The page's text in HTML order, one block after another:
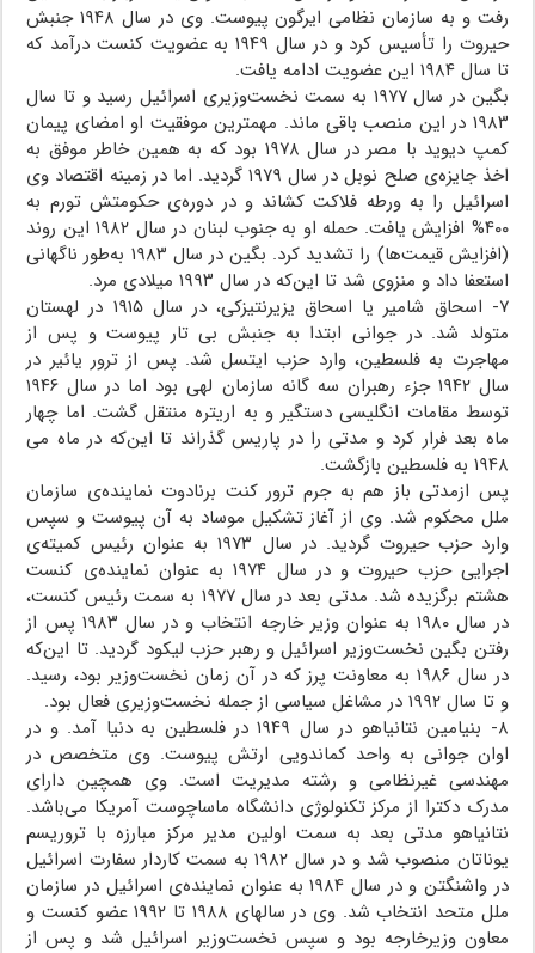
رفت و به سازمان نظامی ایرگون پیوست. وی در سال ۱۹۴۸ جنبش
حیروت را تأسیس کرد و در سال ۱۹۴۹ به عضویت کنست درآمد که
تا سال ۱۹۸۴ این عضویت ادامه یافت.
بگین در سال ۱۹۷۷ به سمت نخست‌وزیری اسرائیل رسید و تا سال
۱۹۸۳ در این منصب باقی ماند. مهمترین موفقیت او امضای پیمان
کمپ دیوید با مصر در سال ۱۹۷۸ بود که به همین خاطر موفق به
اخذ جایزه‌ی صلح نوبل در سال ۱۹۷۹ گردید. اما در زمینه اقتصاد وی
اسرائیل را به ورطه فلاکت کشاند و در دوره‌ی حکومتش تورم به
۴۰۰% افزایش یافت. حمله او به جنوب لبنان در سال ۱۹۸۲ این روند
(افزایش قیمت‌ها) را تشدید کرد. بگین در سال ۱۹۸۳ به‌طور ناگهانی
استعفا داد و منزوی شد تا این‌که در سال ۱۹۹۳ میلادی مرد.
۷- اسحاق شامیر یا اسحاق یزیرنتیزکی، در سال ۱۹۱۵ در لهستان
متولد شد. در جوانی ابتدا به جنبش بی تار پیوست و پس از
مهاجرت به فلسطین، وارد حزب ایتسل شد. پس از ترور یائیر در
سال ۱۹۴۲ جزء رهبران سه گانه سازمان لهی بود اما در سال ۱۹۴۶
توسط مقامات انگلیسی دستگیر و به اریتره منتقل گشت. اما چهار
ماه بعد فرار کرد و مدتی را در پاریس گذراند تا این‌که در ماه می
۱۹۴۸ به فلسطین بازگشت.
پس ازمدتی باز هم به جرم ترور کنت برنادوت نماینده‌ی سازمان
ملل محکوم شد. وی از آغاز تشکیل موساد به آن پیوست و سپس
وارد حزب حیروت گردید. در سال ۱۹۷۳ به عنوان رئیس کمیته‌ی
اجرایی حزب حیروت و در سال ۱۹۷۴ به عنوان نماینده‌ی کنست
هشتم برگزیده شد. مدتی بعد در سال ۱۹۷۷ به سمت رئیس کنست،
در سال ۱۹۸۰ به عنوان وزیر خارجه انتخاب و در سال ۱۹۸۳ پس از
رفتن بگین نخست‌وزیر اسرائیل و رهبر حزب لیکود گردید. تا این‌که
در سال ۱۹۸۶ به معاونت پرز که در آن زمان نخست‌وزیر بود، رسید.
و تا سال ۱۹۹۲ در مشاغل سیاسی از جمله نخست‌وزیری فعال بود.
۸- بنیامین نتانیاهو در سال ۱۹۴۹ در فلسطین به دنیا آمد. و در
اوان جوانی به واحد کماندویی ارتش پیوست. وی متخصص در
مهندسی غیرنظامی و رشته مدیریت است. وی همچین دارای
مدرک دکترا از مرکز تکنولوژی دانشگاه ماساچوست آمریکا می‌باشد.
نتانیاهو مدتی بعد به سمت اولین مدیر مرکز مبارزه با تروریسم
یوناتان منصوب شد و در سال ۱۹۸۲ به سمت کاردار سفارت اسرائیل
در واشنگتن و در سال ۱۹۸۴ به عنوان نماینده‌ی اسرائیل در سازمان
ملل متحد انتخاب شد. وی در سالهای ۱۹۸۸ تا ۱۹۹۲ عضو کنست و
معاون وزیرخارجه بود و سپس نخست‌وزیر اسرائیل شد و پس از